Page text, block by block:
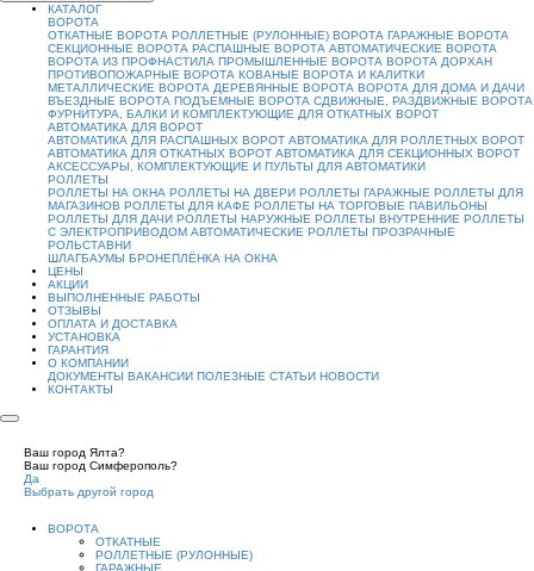
КАТАЛОГ
ВОРОТА
ОТКАТНЫЕ ВОРОТА РОЛЛЕТНЫЕ (РУЛОННЫЕ) ВОРОТА ГАРАЖНЫЕ ВОРОТА
СЕКЦИОННЫЕ ВОРОТА РАСПАШНЫЕ ВОРОТА АВТОМАТИЧЕСКИЕ ВОРОТА
ВОРОТА ИЗ ПРОФНАСТИЛА ПРОМЫШЛЕННЫЕ ВОРОТА ВОРОТА ДОРХАН
ПРОТИВОПОЖАРНЫЕ ВОРОТА КОВАНЫЕ ВОРОТА И КАЛИТКИ
МЕТАЛЛИЧЕСКИЕ ВОРОТА ДЕРЕВЯННЫЕ ВОРОТА ВОРОТА ДЛЯ ДОМА И ДАЧИ
ВЪЕЗДНЫЕ ВОРОТА ПОДЪЕМНЫЕ ВОРОТА СДВИЖНЫЕ, РАЗДВИЖНЫЕ ВОРОТА
ФУРНИТУРА, БАЛКИ И КОМПЛЕКТУЮЩИЕ ДЛЯ ОТКАТНЫХ ВОРОТ
АВТОМАТИКА ДЛЯ ВОРОТ
АВТОМАТИКА ДЛЯ РАСПАШНЫХ ВОРОТ АВТОМАТИКА ДЛЯ РОЛЛЕТНЫХ ВОРОТ
АВТОМАТИКА ДЛЯ ОТКАТНЫХ ВОРОТ АВТОМАТИКА ДЛЯ СЕКЦИОННЫХ ВОРОТ
АКСЕССУАРЫ, КОМПЛЕКТУЮЩИЕ И ПУЛЬТЫ ДЛЯ АВТОМАТИКИ
РОЛЛЕТЫ
РОЛЛЕТЫ НА ОКНА РОЛЛЕТЫ НА ДВЕРИ РОЛЛЕТЫ ГАРАЖНЫЕ РОЛЛЕТЫ ДЛЯ
МАГАЗИНОВ РОЛЛЕТЫ ДЛЯ КАФЕ РОЛЛЕТЫ НА ТОРГОВЫЕ ПАВИЛЬОНЫ
РОЛЛЕТЫ ДЛЯ ДАЧИ РОЛЛЕТЫ НАРУЖНЫЕ РОЛЛЕТЫ ВНУТРЕННИЕ РОЛЛЕТЫ
С ЭЛЕКТРОПРИВОДОМ АВТОМАТИЧЕСКИЕ РОЛЛЕТЫ ПРОЗРАЧНЫЕ
РОЛЬСТАВНИ
ШЛАГБАУМЫ БРОНЕПЛЁНКА НА ОКНА
ЦЕНЫ
АКЦИИ
ВЫПОЛНЕННЫЕ РАБОТЫ
ОТЗЫВЫ
ОПЛАТА И ДОСТАВКА
УСТАНОВКА
ГАРАНТИЯ
О КОМПАНИИ
ДОКУМЕНТЫ ВАКАНСИИ ПОЛЕЗНЫЕ СТАТЬИ НОВОСТИ
КОНТАКТЫ
Ваш город Ялта?
Ваш город Симферополь?
Да
Выбрать другой город
ВОРОТА
ОТКАТНЫЕ
РОЛЛЕТНЫЕ (РУЛОННЫЕ)
ГАРАЖНЫЕ